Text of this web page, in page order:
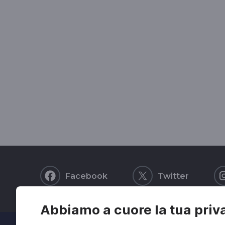
Abbiamo a cuore la tua
Facebook Twitter